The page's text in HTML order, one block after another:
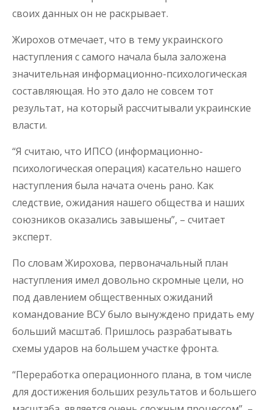
своих данных он не раскрывает.
Жирохов отмечает, что в тему украинского
наступления с самого начала была заложена
значительная информационно-психологическая
составляющая. Но это дало не совсем тот
результат, на который рассчитывали украинские
власти.
“Я считаю, что ИПСО (информационно-
психологическая операция) касательно нашего
наступления была начата очень рано. Как
следствие, ожидания нашего общества и наших
союзников оказались завышены”, – считает
эксперт.
По словам Жирохова, первоначальный план
наступления имел довольно скромные цели, но
под давлением общественных ожиданий
командование ВСУ было вынуждено придать ему
больший масштаб. Пришлось разрабатывать
схемы ударов на большем участке фронта.
“Переработка операционного плана, в том числе
для достижения больших результатов и большего